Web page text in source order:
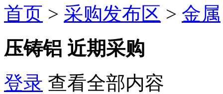
首页 > 采购发布区 > 金属
压铸铝 近期采购
登录 查看全部内容